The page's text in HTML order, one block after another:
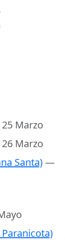
Marzo
Marzo
Santa)—